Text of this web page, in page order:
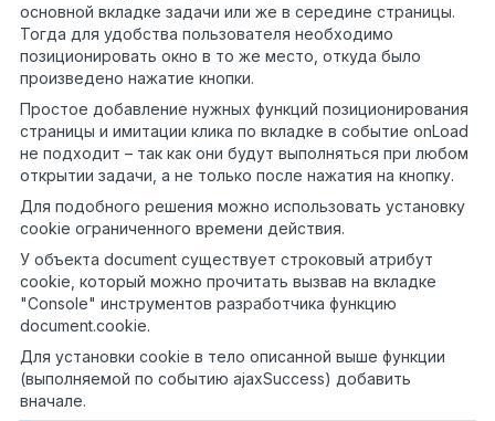
основной вкладке задачи или же в середине страницы.
Тогда для удобства пользователя необходимо
позиционировать окно в то же место, откуда было
произведено нажатие кнопки.
Простое добавление нужных функций позиционирования
страницы и имитации клика по вкладке в событие onLoad
не подходит – так как они будут выполняться при любом
открытии задачи, а не только после нажатия на кнопку.
Для подобного решения можно использовать установку
cookie ограниченного времени действия.
У объекта document существует строковый атрибут
cookie, который можно прочитать вызвав на вкладке
"Console" инструментов разработчика функцию
document.cookie.
Для установки cookie в тело описанной выше функции
(выполняемой по событию ajaxSuccess) добавить
вначале.